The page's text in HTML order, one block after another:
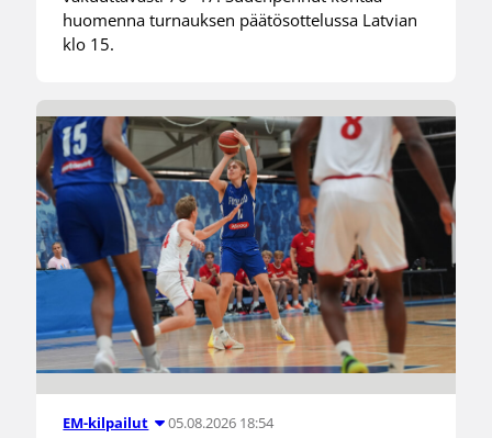
huomenna turnauksen päätösottelussa Latvian
klo 15.
EM-kilpailut 05.08.2026 18:54